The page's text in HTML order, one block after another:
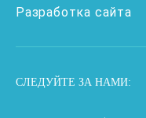
СЛЕДУЙТЕ ЗА НАМИ:
Разработка сайта